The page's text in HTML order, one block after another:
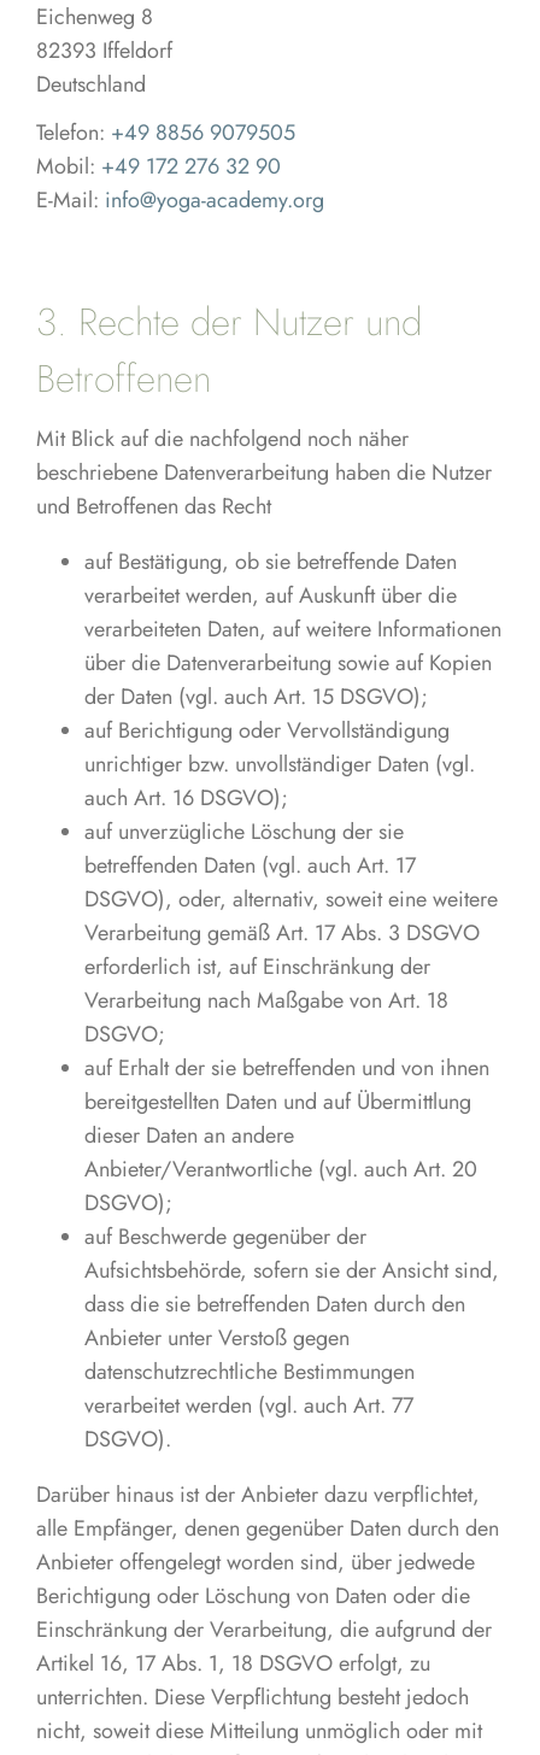
Eichenweg 8
82393 Iffeldorf
Deutschland
Telefon: +49 8856 9079505
Mobil: +49 172 276 32 90
E-Mail: info@yoga-academy.org
3. Rechte der Nutzer und
Betroffenen
Mit Blick auf die nachfolgend noch näher
beschriebene Datenverarbeitung haben die Nutzer
und Betroffenen das Recht
auf Bestätigung, ob sie betreffende Daten
verarbeitet werden, auf Auskunft über die
verarbeiteten Daten, auf weitere Informationen
über die Datenverarbeitung sowie auf Kopien
der Daten (vgl. auch Art. 15 DSGVO);
auf Berichtigung oder Vervollständigung
unrichtiger bzw. unvollständiger Daten (vgl.
auch Art. 16 DSGVO);
auf unverzügliche Löschung der sie
betreffenden Daten (vgl. auch Art. 17
DSGVO), oder, alternativ, soweit eine weitere
Verarbeitung gemäß Art. 17 Abs. 3 DSGVO
erforderlich ist, auf Einschränkung der
Verarbeitung nach Maßgabe von Art. 18
DSGVO;
auf Erhalt der sie betreffenden und von ihnen
bereitgestellten Daten und auf Übermittlung
dieser Daten an andere
Anbieter/Verantwortliche (vgl. auch Art. 20
DSGVO);
auf Beschwerde gegenüber der
Aufsichtsbehörde, sofern sie der Ansicht sind,
dass die sie betreffenden Daten durch den
Anbieter unter Verstoß gegen
datenschutzrechtliche Bestimmungen
verarbeitet werden (vgl. auch Art. 77
DSGVO).
Darüber hinaus ist der Anbieter dazu verpflichtet,
alle Empfänger, denen gegenüber Daten durch den
Anbieter offengelegt worden sind, über jedwede
Berichtigung oder Löschung von Daten oder die
Einschränkung der Verarbeitung, die aufgrund der
Artikel 16, 17 Abs. 1, 18 DSGVO erfolgt, zu
unterrichten. Diese Verpflichtung besteht jedoch
nicht, soweit diese Mitteilung unmöglich oder mit